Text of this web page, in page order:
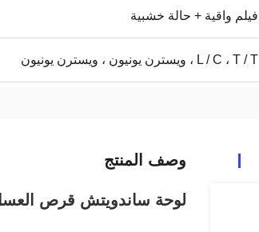
فيلم واقية + حالة خشبية
L / C ، T / T ، ويسترن يونيون ، ويسترن يونيون
وصف المنتج
لوحة ساندويتش قرص العسل من